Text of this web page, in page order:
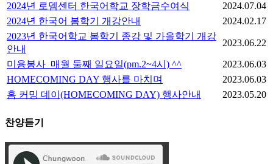
2024년 로뎀센터 한국어학교 장학금수여식
2024.07.04
2024년 한국어 봄학기 개강안내
2024.02.17
2023년 한국어학교 봄학기 종강 및 가을학기 개강
안내
2023.06.22
미용봉사_매월 둘째 일요일(pm.2~4시) ^^
2023.06.03
HOMECOMING DAY 행사를 마치며
2023.06.03
홈 커밍 데이(HOMECOMING DAY) 행사안내
2023.05.20
찬양듣기